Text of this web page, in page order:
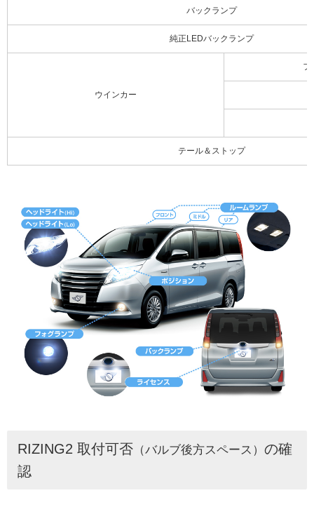
バックランプ
純正LEDバックランプ
ウインカー
フ
テール＆ストップ
RIZING2 取付可否 （バルブ後方スペース） の確
認